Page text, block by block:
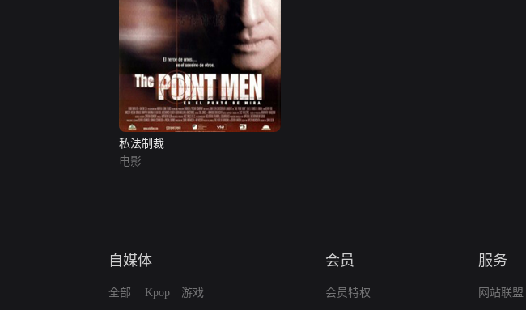
私法制裁
电影
自媒体
全部 Kpop 游戏
会员
会员特权
服务
网站联盟